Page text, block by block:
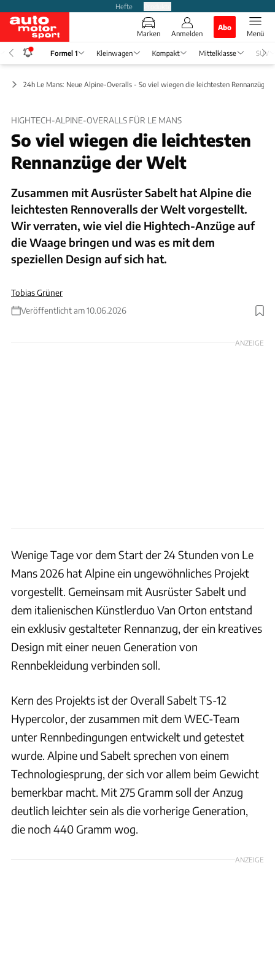
Hefte
Marken Anmelden
Abo
Menü
Formel 1 Kleinwagen Kompakt Mittelklasse SUV
24h Le Mans: Neue Alpine-Overalls - So viel wiegen die leichtesten Rennanzüge
HIGHTECH-ALPINE-OVERALLS FÜR LE MANS
So viel wiegen die leichtesten
Rennanzüge der Welt
Zusammen mit Ausrüster Sabelt hat Alpine die
leichtesten Rennoveralls der Welt vorgestellt.
Wir verraten, wie viel die Hightech-Anzüge auf
die Waage bringen und was es mit dem
speziellen Design auf sich hat.
Tobias Grüner
Veröffentlicht am 10.06.2026
Foto: Alpine
ANZEIGE
Wenige Tage vor dem Start der 24 Stunden von Le
Mans 2026 hat Alpine ein ungewöhnliches Projekt
vorgestellt. Gemeinsam mit Ausrüster Sabelt und
dem italienischen Künstlerduo Van Orton entstand
ein exklusiv gestalteter Rennanzug, der ein kreatives
Design mit einer neuen Generation von
Rennbekleidung verbinden soll.
Kern des Projekts ist der Overall Sabelt TS-12
Hypercolor, der zusammen mit dem WEC-Team
unter Rennbedingungen entwickelt und getestet
wurde. Alpine und Sabelt sprechen von einem
Technologiesprung, der sich vor allem beim Gewicht
bemerkbar macht. Mit 275 Gramm soll der Anzug
deutlich leichter sein als die vorherige Generation,
die noch 440 Gramm wog.
ANZEIGE